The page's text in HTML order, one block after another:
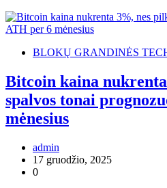
BLOKŲ GRANDINĖS
Bitcoin kaina
spalvos tonai
mėnesius
admin
17 gruodžio, 2025
0